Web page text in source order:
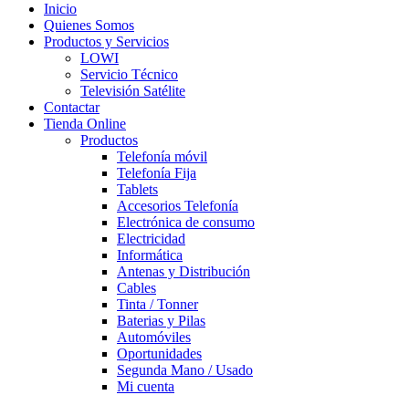
Inicio
Quienes Somos
Productos y Servicios
LOWI
Servicio Técnico
Televisión Satélite
Contactar
Tienda Online
Productos
Telefonía móvil
Telefonía Fija
Tablets
Accesorios Telefonía
Electrónica de consumo
Electricidad
Informática
Antenas y Distribución
Cables
Tinta / Tonner
Baterias y Pilas
Automóviles
Oportunidades
Segunda Mano / Usado
Mi cuenta